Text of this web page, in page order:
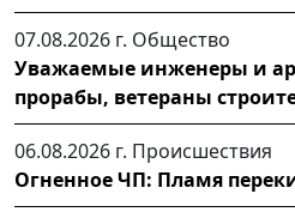
07.08.2026 г. Общество
Уважаемые инженеры и
прорабы, ветераны
06.08.2026 г. Происшествия
Огненное ЧП: Пламя